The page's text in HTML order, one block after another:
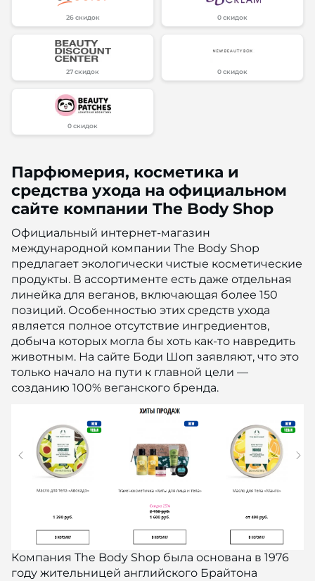
26 скидок 0 скидок
27 скидок 0 скидок
0 скидок
Парфюмерия, косметика и
средства ухода на официальном
сайте компании The Body Shop
Официальный интернет-магазин
международной компании The Body Shop
предлагает экологически чистые косметические
продукты. В ассортименте есть даже отдельная
линейка для веганов, включающая более 150
позиций. Особенностью этих средств ухода
является полное отсутствие ингредиентов,
добыча которых могла бы хоть как-то навредить
животным. На сайте Боди Шоп заявляют, что это
только начало на пути к главной цели —
созданию 100% веганского бренда.
Компания The Body Shop была основана в 1976
году жительницей английского Брайтона